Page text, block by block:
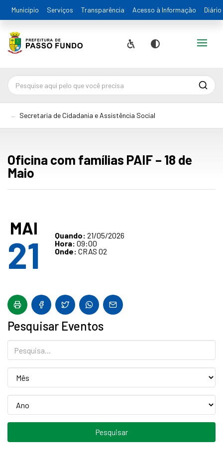
Município Serviços Transparência Acesso à Informação
Acessibilidade
Contraste
Alternar
Secretaria de Cidadania e Assistência Social
Oficina com famílias PAIF – 18 de
Maio
MAI
21 Quando: 21/05/2026
Hora: 09:00
Onde: CRAS 02
Pesquisar Eventos